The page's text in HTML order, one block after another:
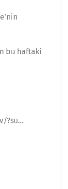
bu haftaki
?su…